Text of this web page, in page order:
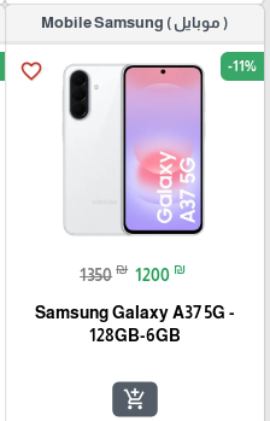
( موبايل ) Mobile Samsung
favorite_border -11%
1350 ₪ 1200 ₪
Samsung Galaxy A37 5G -
128GB-6GB
add_shopping_cart